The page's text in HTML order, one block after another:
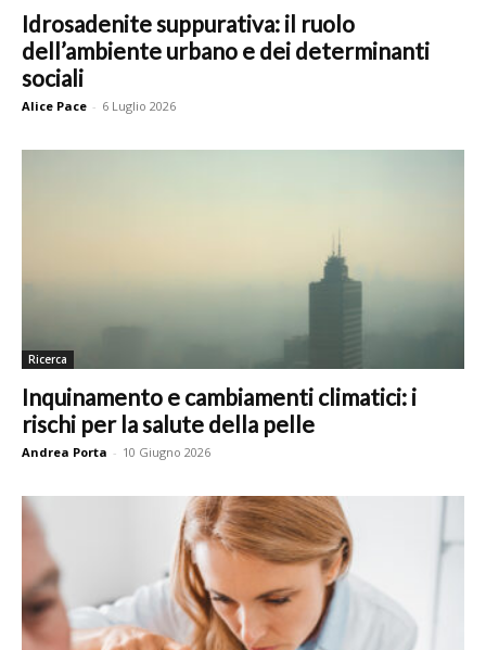
Idrosadenite suppurativa: il ruolo
dell’ambiente urbano e dei determinanti
sociali
Alice Pace - 6 Luglio 2026
Ricerca
Inquinamento e cambiamenti climatici: i
rischi per la salute della pelle
Andrea Porta - 10 Giugno 2026